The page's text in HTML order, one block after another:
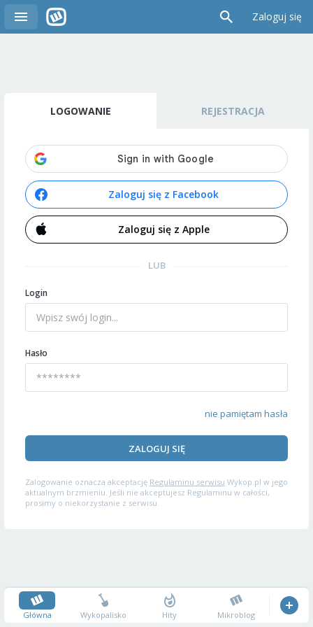
Zaloguj się
LOGOWANIE REJESTRACJA
Zaloguj się z Facebook
Zaloguj się z Apple
LUB
Login
Hasło
nie pamiętam hasła
ZALOGUJ SIĘ
Zalogowanie oznacza akceptację Regulaminu serwisu Wykop.pl w jego
aktualnym brzmieniu. Jeśli nie akceptujesz Regulaminu w całości,
prosimy o niekorzystanie z serwisu.
Główna Wykopalisko Hity Mikroblog